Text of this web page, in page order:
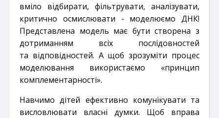
вміло відбирати, фільтрувати, аналізувати,
критично осмислювати
- моделюємо ДНК!
Представлена модель має бути створена з
дотриманням всіх послідовностей
та відповідностей. А щоб зрозуміти процес
моделювання використаємо «принцип
комплементарності».
Навчимо дітей ефективно комунікувати та
висловлювати власні думки. Щоб вправа